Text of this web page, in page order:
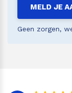
Geen zorgen,
MELD JE